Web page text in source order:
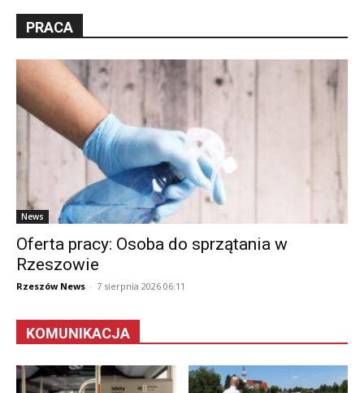
PRACA
News
Oferta pracy: Osoba do sprzątania w
Rzeszowie
Rzeszów News - 7 sierpnia 2026 06:11
KOMUNIKACJA